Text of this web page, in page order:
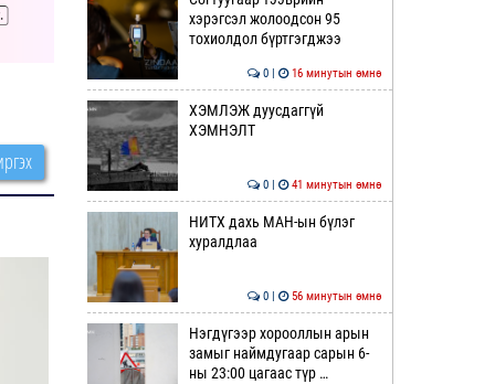
хэрэгсэл жолоодсон 95
тохиолдол бүртгэгджээ
0 | 16 минутын өмнө
ХЭМЛЭЖ дуусдаггүй
ХЭМНЭЛТ
0 | 41 минутын өмнө
НИТХ дахь МАН-ын бүлэг
хуралдлаа
0 | 56 минутын өмнө
Нэгдүгээр хорооллын арын
замыг наймдугаар сарын 6-
ны 23:00 цагаас түр …